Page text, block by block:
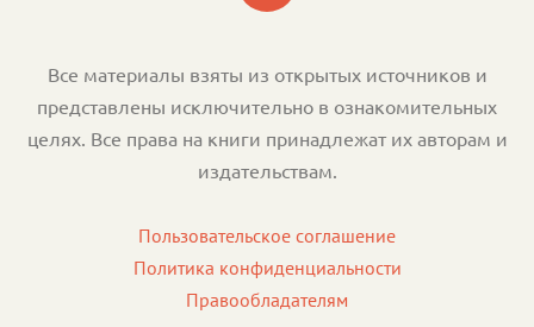
Все материалы взяты из открытых источников и
представлены исключительно в ознакомительных
целях. Все права на книги принадлежат их авторам и
издательствам.
Пользовательское соглашение
Политика конфиденциальности
Правообладателям